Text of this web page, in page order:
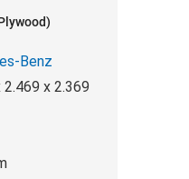
Benz
2.469 x 2.369